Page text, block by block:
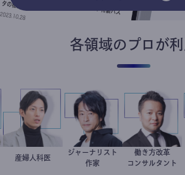
各領域のプロが利
重見大介
産婦人科医 鈴木エイト
ジャーナリスト
作家
新田龍
働き方改革
コンサルタン